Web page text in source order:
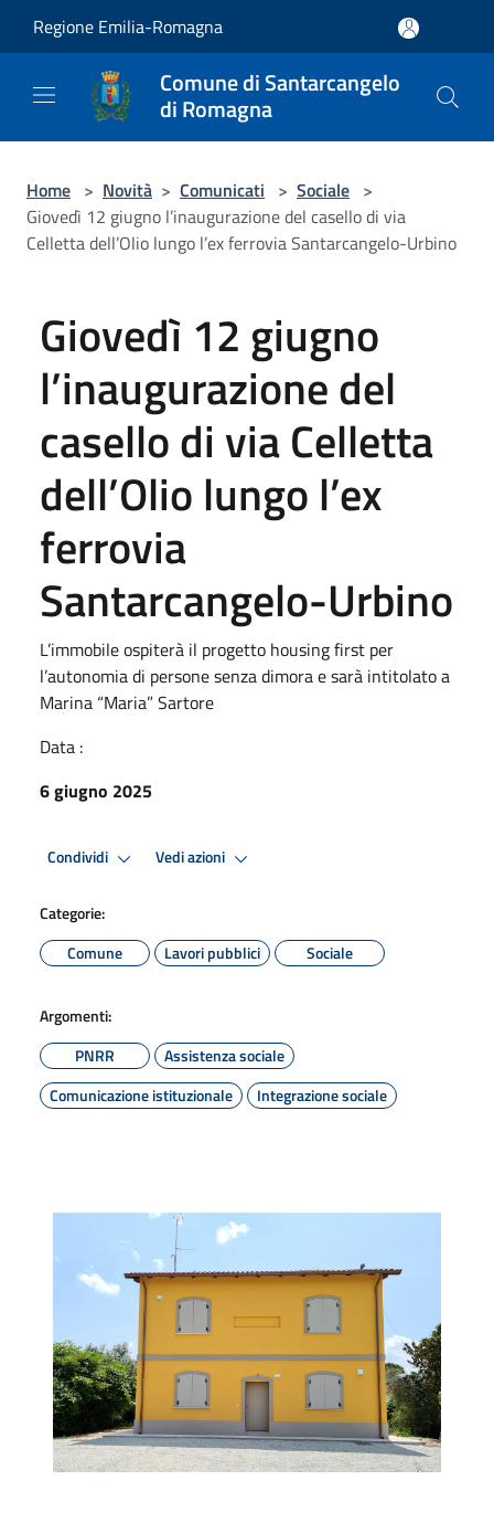
Regione Emilia-Romagna
Comune di Santarcangelo
di Romagna
Home > Novità > Comunicati > Sociale >
Giovedì 12 giugno l’inaugurazione del casello di via
Celletta dell’Olio lungo l’ex ferrovia Santarcangelo-Urbino
Giovedì 12 giugno
l’inaugurazione del
casello di via Celletta
dell’Olio lungo l’ex
ferrovia
Santarcangelo-Urbino
L’immobile ospiterà il progetto housing first per
l’autonomia di persone senza dimora e sarà intitolato a
Marina “Maria” Sartore
Data :
6 giugno 2025
Condividi Vedi azioni
Categorie:
Comune
Lavori pubblici Sociale
Argomenti:
PNRR
Assistenza sociale
Comunicazione istituzionale
Integrazione sociale